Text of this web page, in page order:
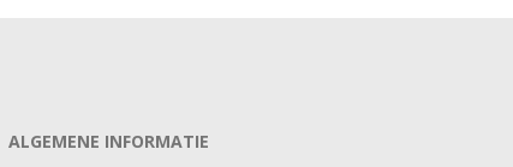
ALGEMENE INFORMATIE